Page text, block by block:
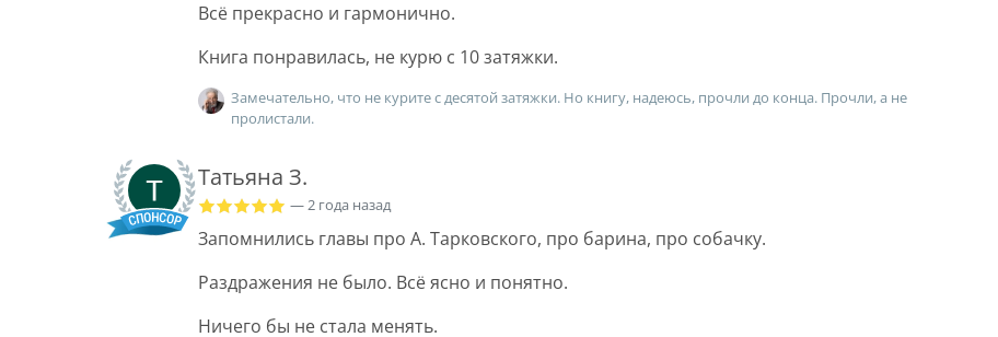
Всё прекрасно и гармонично.
Книга понравилась, не курю с 10 затяжки.
Замечательно, что не курите с десятой затяжки. Но книгу, надеюсь, прочли до конца. Прочли, а не
пролистали.
Татьяна З.
— 2 года назад
Запомнились главы про А. Тарковского, про барина, про собачку.
Раздражения не было. Всë ясно и понятно.
Ничего бы не стала менять.